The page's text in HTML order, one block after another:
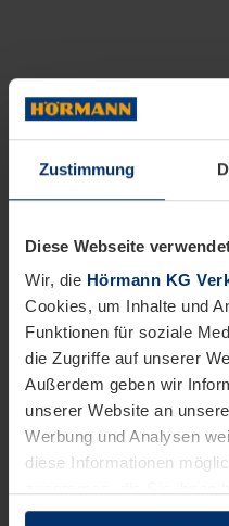
Zustimmung
Diese Webseite
Wir, die Hörmann KG
Cookies, um Inhalte und
Funktionen für soziale
die Zugriffe auf unserer
Außerdem geben wir
unserer Website an
Werbung und Analysen
diese Informationen
sie im Rahmen Ihrer